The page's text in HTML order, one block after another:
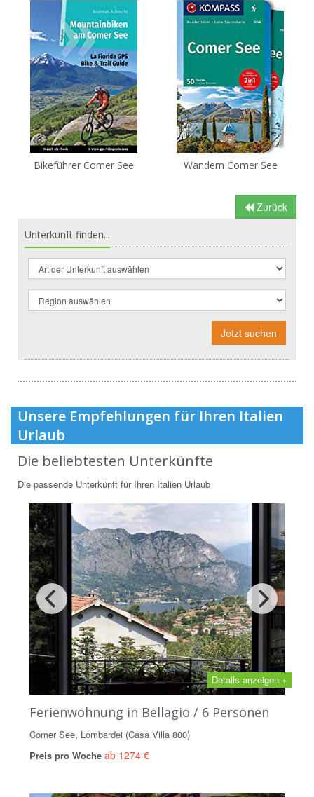
Bikeführer Comer See Wandern Comer See
Zurück
Unterkunft finden...
Jetzt suchen
Unsere Empfehlungen für Ihren Italien
Urlaub
Die beliebtesten Unterkünfte
Die passende Unterkünft für Ihren Italien Urlaub
Details anzeigen +
Ferienwohnung in Bellagio / 6 Personen
Comer See, Lombardei (Casa Villa 800)
Preis pro Woche ab 1274 €